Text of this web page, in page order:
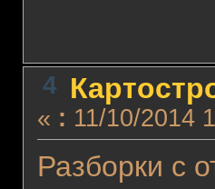
4
« : 11/10/2014
Разборки с